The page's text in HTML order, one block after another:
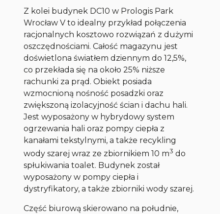
Z kolei budynek DC10 w Prologis Park
Wrocław V to idealny przykład połączenia
racjonalnych kosztowo rozwiązań z dużymi
oszczędnościami. Całość magazynu jest
doświetlona światłem dziennym do 12,5%,
co przekłada się na około 25% niższe
rachunki za prąd. Obiekt posiada
wzmocnioną nośność posadzki oraz
zwiększoną izolacyjność ścian i dachu hali.
Jest wyposażony w hybrydowy system
ogrzewania hali oraz pompy ciepła z
kanałami tekstylnymi, a także recykling
wody szarej wraz ze zbiornikiem 10 m3 do
spłukiwania toalet. Budynek został
wyposażony w pompy ciepła i
dystryfikatory, a także zbiorniki wody szarej.
Część biurową skierowano na południe,